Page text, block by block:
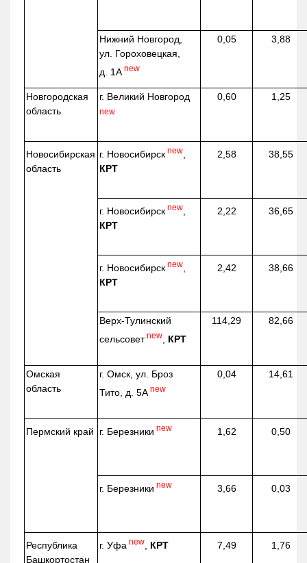
Нижний Новгород,
ул. Гороховецкая,
д. 1А new
0,05 3,88
Новгородская
область
г. Великий Новгород
new
0,60 1,25
Новосибирская
область
г. Новосибирск new
КРТ
2,58 38,55
г. Новосибирск new
КРТ
2,22 36,65
г. Новосибирск new
КРТ
2,42 38,66
Верх-Тулинский
сельсовет new КРТ
114,29 82,66
Омская
область
г. Омск, ул. Броз
Тито, д. 5А new
0,04 14,61
Пермский край г. Березники new 1,62 0,50
г. Березники new 3,66 0,03
Республика
Башкортостан
г. Уфа new КРТ 7,49 1,76